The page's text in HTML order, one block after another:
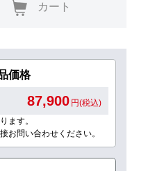
カート
価格
87,900 円(税込)
ます。
お問い合わせください。